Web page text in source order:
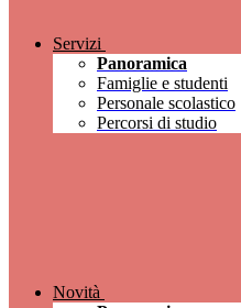
Servizi
Panoramica
Famiglie e studenti
Personale scolastico
Percorsi di studio
Novità